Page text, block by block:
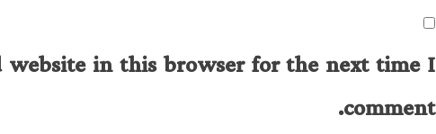
website in this browser for the next time I
comment.